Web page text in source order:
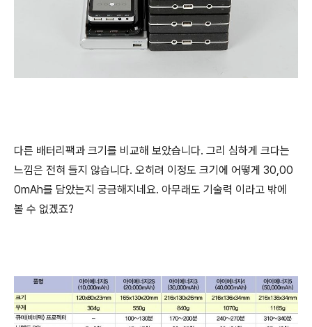
다른 배터리팩과 크기를 비교해 보았습니다. 그리 심하게 크다는
느낌은 전혀 들지 않습니다. 오히려 이정도 크기에 어떻게 30,00
0mAh를 담았는지 궁금해지네요. 아무래도 기술력 이라고 밖에
볼 수 없겠죠?